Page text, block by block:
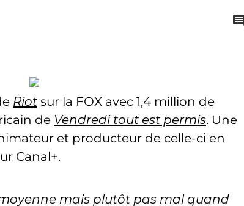
Riot sur la FOX avec 1,4 million de
de Vendredi tout est permis. Une
et producteur de celle-ci en
Canal+.
mais plutôt pas mal quand